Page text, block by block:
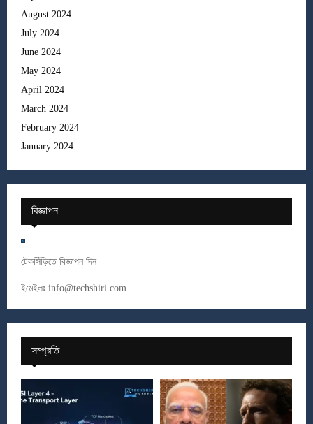
August 2024
July 2024
June 2024
May 2024
April 2024
March 2024
February 2024
January 2024
বিজ্ঞাপন
টেকসিঁড়িতে বিজ্ঞাপন দিন
ইমেইলঃ info@techshiri.com
সম্প্রতি